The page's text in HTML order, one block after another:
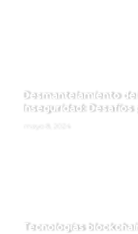
Desmantelamiento
Inseguridad: Desafíos
Tecnologías